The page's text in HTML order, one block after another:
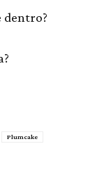
dentro?
Plumcake